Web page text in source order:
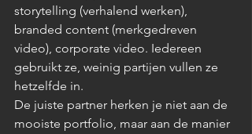
storytelling (verhalend werken),
branded content (merkgedreven
video), corporate video. Iedereen
gebruikt ze, weinig partijen vullen ze
hetzelfde in.
De juiste partner herken je niet aan de
mooiste portfolio, maar aan de manier